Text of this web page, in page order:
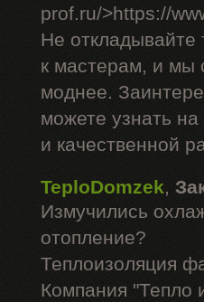
prof.ru/>https://
Не
к мастерам, и мы
моднее.
можете узнать
и качественной
TeploDomzek,
Измучились
отопление?
Теплоизоляция
Компания "Тепло